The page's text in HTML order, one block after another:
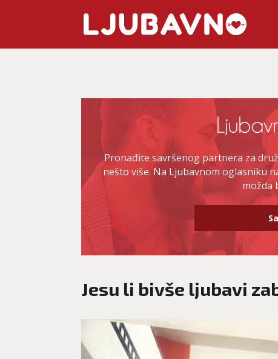
Pronađite savršenog partnera za
nešto više. Na Ljubavnom oglasniku
možda
Jesu li bivše ljubavi